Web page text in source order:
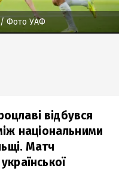
/ Фото УАФ
відбувся
національними
Матч